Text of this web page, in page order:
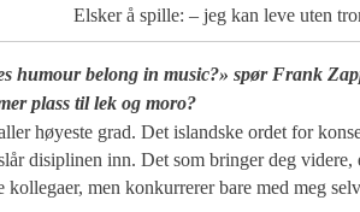
Elsker å spille: – jeg kan leve uten
humour belong in music?» spør Frank
plass til lek og moro?
høyeste grad. Det islandske ordet for
disiplinen inn. Det som bringer deg videre,
kollegaer, men konkurrerer bare med meg